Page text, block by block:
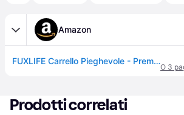
Amazon
FUXLIFE Carrello Pieghevole - Premium - FX-CTXL900 Viola • Bollerwagen XL richiudibile con 4 posti e cinture di sicurezza • Ampio vano interno e tettuccio parasole • Ruote XXL
O 3
Prodotti correlati